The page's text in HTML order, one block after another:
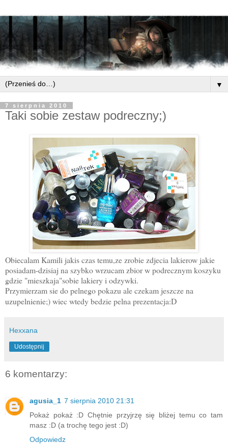
▼
7 sierpnia 2010
Taki sobie zestaw podreczny;)
Obiecalam Kamili jakis czas temu,ze zrobie zdjecia lakierow jakie
posiadam-dzisiaj na szybko wrzucam zbior w podrecznym koszyku
gdzie "mieszkaja"sobie lakiery i odzywki.
Przymierzam sie do pelnego pokazu ale czekam jeszcze na
uzupelnienie;) wiec wtedy bedzie pelna prezentacja:D
Hexxana
Udostępnij
6 komentarzy:
agusia_1 7 sierpnia 2010 21:31
Pokaż pokaż :D Chętnie przyjrzę się bliżej temu co tam
masz :D (a trochę tego jest :D)
Odpowiedz